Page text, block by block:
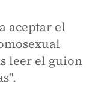
aceptar el
leer el guion